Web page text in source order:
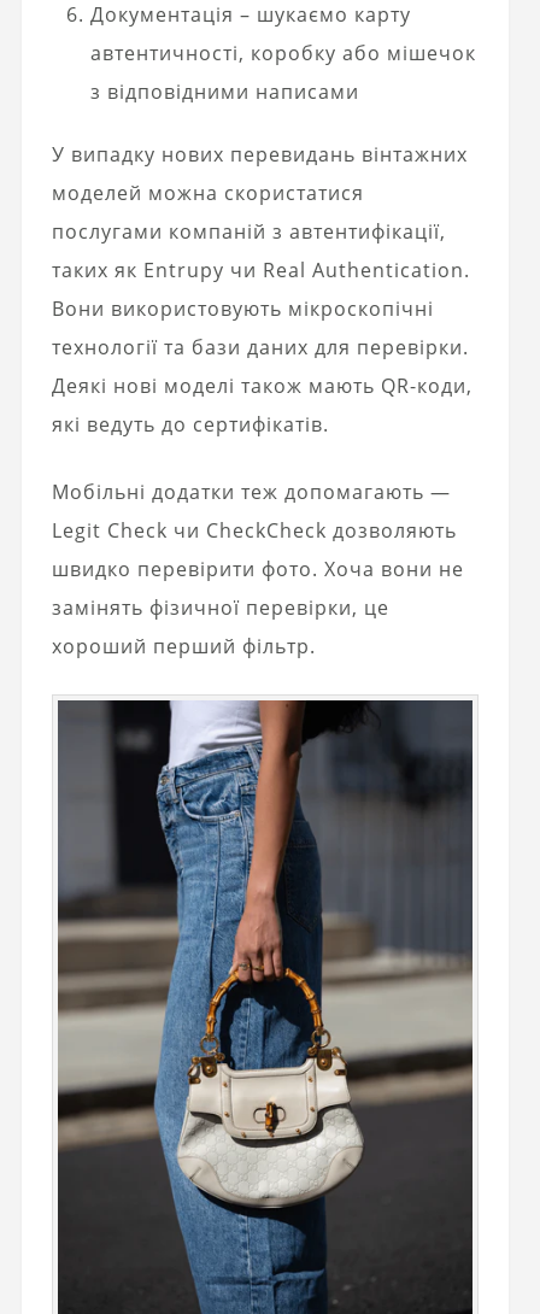
Документація – шукаємо карту
автентичності, коробку або мішечок
з відповідними написами
У випадку нових перевидань вінтажних
моделей можна скористатися
послугами компаній з автентифікації,
таких як Entrupy чи Real Authentication.
Вони використовують мікроскопічні
технології та бази даних для перевірки.
Деякі нові моделі також мають QR-коди,
які ведуть до сертифікатів.
Мобільні додатки теж допомагають —
Legit Check чи CheckCheck дозволяють
швидко перевірити фото. Хоча вони не
замінять фізичної перевірки, це
хороший перший фільтр.